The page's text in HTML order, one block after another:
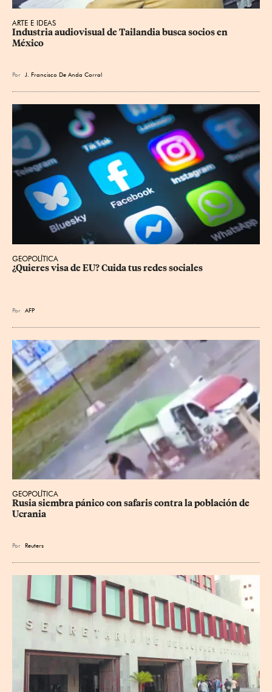
ARTE E IDEAS
Industria audiovisual de Tailandia busca socios en
México
Por J. Francisco De Anda Corral
GEOPOLÍTICA
¿Quieres visa de EU? Cuida tus redes sociales
Por AFP
GEOPOLÍTICA
Rusia siembra pánico con safaris contra la población de
Ucrania
Por Reuters